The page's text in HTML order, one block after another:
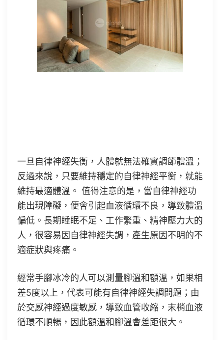
一旦自律神經失衡，人體就無法確實調節體溫；
反過來說，只要維持穩定的自律神經平衡，就能
維持最適體溫。 值得注意的是，當自律神經功
能出現障礙，便會引起血液循環不良，導致體溫
偏低。長期睡眠不足、工作繁重、精神壓力大的
人，很容易因自律神經失調，產生原因不明的不
適症狀與疼痛。
經常手腳冰冷的人可以測量腳溫和額溫，如果相
差5度以上，代表可能有自律神經失調問題；由
於交感神經過度敏感，導致血管收縮，末梢血液
循環不順暢，因此額溫和腳溫會差距很大。